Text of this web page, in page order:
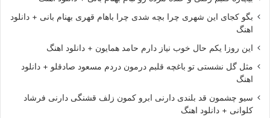
بگو کجای این شهری چرا بچه شدی چرا باهام قهری بهنام بانی + دانلود
اهنگ
این روزا یکم حال خوب نیاز دارم حامد همایون + دانلود اهنگ
مثل گل نشستی تو باغچه قلبم درمون دردم مسعود صادقلو + دانلود
اهنگ
سیو چشمون قد بلندی دارنی ابرو کمون زلف قشنگی دارنی فرشاد
کلوانی + دانلود اهنگ